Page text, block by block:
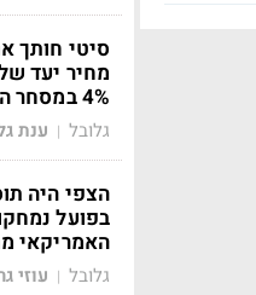
סיטי חותך
4% במסחר המוקדם
גלובל | ענת
האמריקאי
גלובל | עוזי